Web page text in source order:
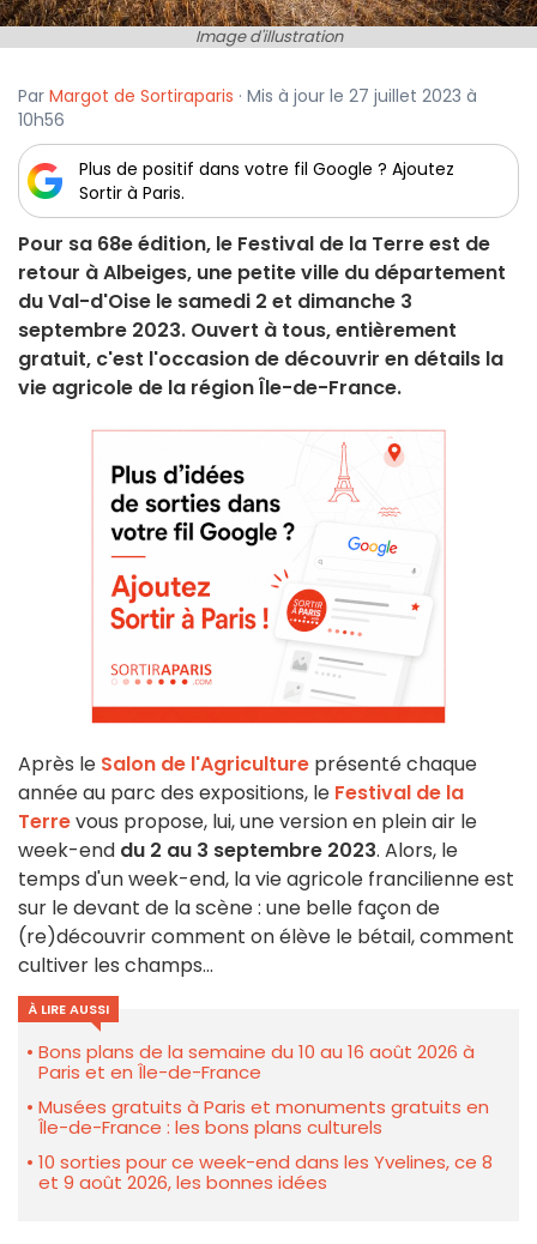
Image d'illustration
Par Margot de Sortiraparis · Mis à jour le 27 juillet 2023 à
10h56
Plus de positif dans votre fil Google ? Ajoutez
Sortir à Paris.
Pour sa 68e édition, le Festival de la Terre est de
retour à Albeiges, une petite ville du département
du Val-d'Oise le samedi 2 et dimanche 3
septembre 2023. Ouvert à tous, entièrement
gratuit, c'est l'occasion de découvrir en détails la
vie agricole de la région Île-de-France.
Après le Salon de l'Agriculture présenté chaque
année au parc des expositions, le Festival de la
Terrevous propose, lui, une version en plein air le
week-end du 2 au 3 septembre 2023. Alors, le
temps d'un week-end, la vie agricole francilienne est
sur le devant de la scène : une belle façon de
(re)découvrir comment on élève le bétail, comment
cultiver les champs...
À LIRE AUSSI
Bons plans de la semaine du 10 au 16 août 2026 à
Paris et en Île-de-France
Musées gratuits à Paris et monuments gratuits en
Île-de-France : les bons plans culturels
10 sorties pour ce week-end dans les Yvelines, ce 8
et 9 août 2026, les bonnes idées